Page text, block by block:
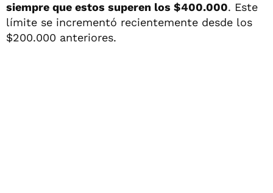
siempre que estos superen los $400.000. Este
límite se incrementó recientemente desde los
$200.000 anteriores.